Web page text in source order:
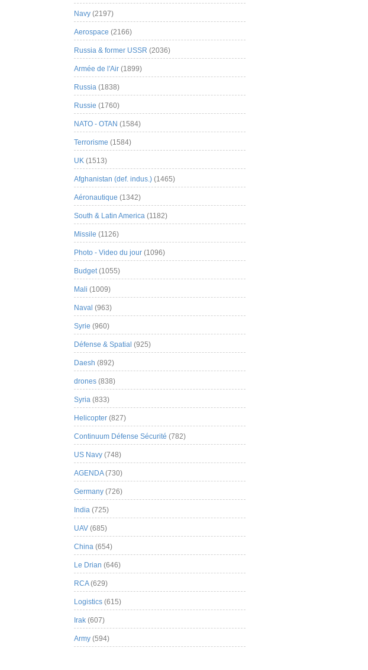
Navy (2197)
Aerospace (2166)
Russia & former USSR (2036)
Armée de l'Air (1899)
Russia (1838)
Russie (1760)
NATO - OTAN (1584)
Terrorisme (1584)
UK (1513)
Afghanistan (def. indus.) (1465)
Aéronautique (1342)
South & Latin America (1182)
Missile (1126)
Photo - Video du jour (1096)
Budget(1055)
Mali (1009)
Naval (963)
Syrie (960)
Défense & Spatial (925)
Daesh (892)
drones (838)
Syria (833)
Helicopter (827)
Continuum Défense Sécurité (782)
US Navy (748)
AGENDA(730)
Germany (726)
India (725)
UAV (685)
China (654)
Le Drian (646)
RCA(629)
Logistics (615)
Irak (607)
Army (594)